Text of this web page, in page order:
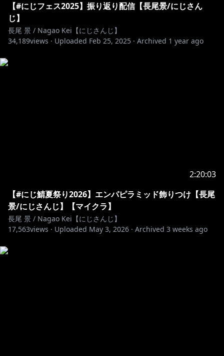
【#にじフェス2025】振り返り配信【長尾景/にじさん
じ】
長尾 景 / Nagao Kei【にじさんじ】
34,189views · Uploaded Feb 25, 2025 · Archived 1 year ago
2:20:03
【#にじ鯖夏祭り2026】エンパピラミッド飾りつけ【長尾
景/にじさんじ】【マイクラ】
長尾 景 / Nagao Kei【にじさんじ】
17,563views · Uploaded May 3, 2026 · Archived 3 weeks ago